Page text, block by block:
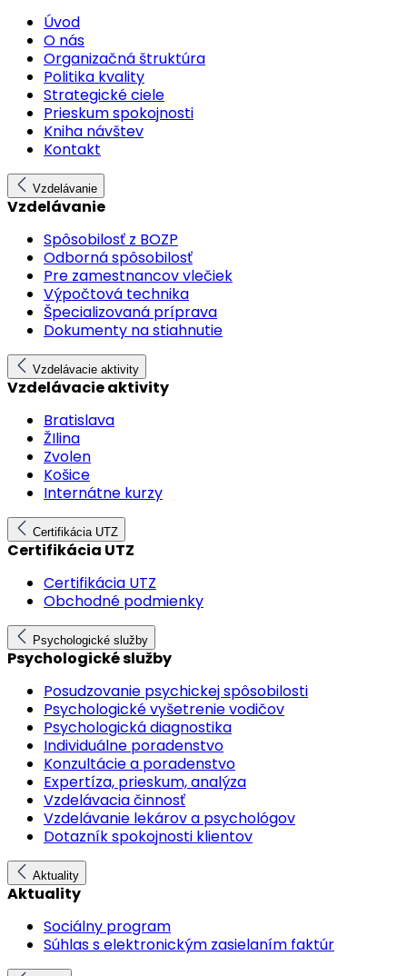
Úvod
O nás
Organizačná štruktúra
Politika kvality
Strategické ciele
Prieskum spokojnosti
Kniha návštev
Kontakt
Vzdelávanie
Vzdelávanie
Spôsobilosť z BOZP
Odborná spôsobilosť
Pre zamestnancov vlečiek
Výpočtová technika
Špecializovaná príprava
Dokumenty na stiahnutie
Vzdelávacie aktivity
Vzdelávacie aktivity
Bratislava
ŽIlina
Zvolen
Košice
Internátne kurzy
Certifikácia UTZ
Certifikácia UTZ
Certifikácia UTZ
Obchodné podmienky
Psychologické služby
Psychologické služby
Posudzovanie psychickej spôsobilosti
Psychologické vyšetrenie vodičov
Psychologická diagnostika
Individuálne poradenstvo
Konzultácie a poradenstvo
Expertíza, prieskum, analýza
Vzdelávacia činnosť
Vzdelávanie lekárov a psychológov
Dotazník spokojnosti klientov
Aktuality
Aktuality
Sociálny program
Súhlas s elektronickým zasielaním faktúr